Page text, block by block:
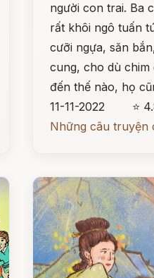
người con trai. Ba
rất khôi ngô tuấn
cưỡi ngựa, săn
cung, cho dù
đến thế nào, họ
11-11-2022
⭐
Những câu truyện